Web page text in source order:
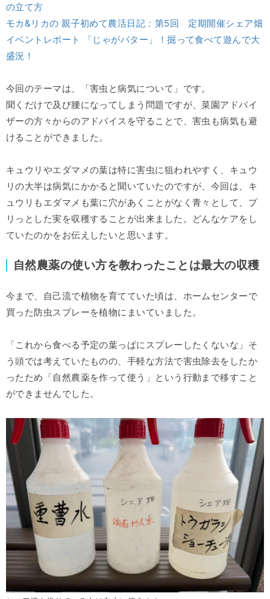
の立て方
モカ&リカの 親子初めて農活日記：第5回 定期開催シェア畑
イベントレポート 「じゃがバター」！掘って食べて遊んで大
盛況！
今回のテーマは、「害虫と病気について」です。
聞くだけで及び腰になってしまう問題ですが、菜園アドバイ
ザーの方々からのアドバイスを守ることで、害虫も病気も避
けることができました。
キュウリやエダマメの葉は特に害虫に狙われやすく、キュウ
リの大半は病気にかかると聞いていたのですが、今回は、キ
ュウリもエダマメも葉に穴があくことがなく青々として、プ
リっとした実を収穫することが出来ました。どんなケアをし
ていたのかをお伝えしたいと思います。
自然農薬の使い方を教わったことは最大の収穫
今まで、自己流で植物を育てていた頃は、ホームセンターで
買った防虫スプレーを植物にまいていました。
「これから食べる予定の葉っぱにスプレーしたくないな」そ
う頭では考えていたものの、手軽な方法で害虫除去をしたか
ったため「自然農薬を作って使う」という行動まで移すこと
ができませんでした。